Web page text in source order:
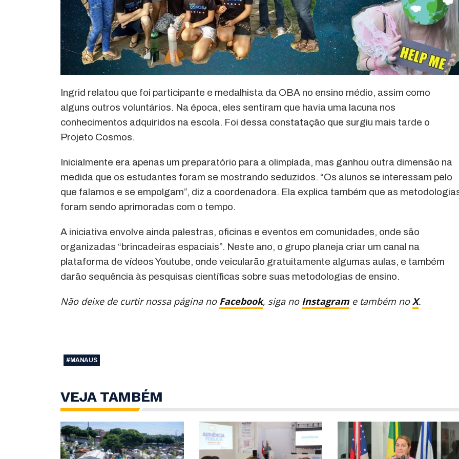
Ingrid relatou que foi participante e medalhista da OBA no ensino médio, assim como
alguns outros voluntários. Na época, eles sentiram que havia uma lacuna nos
conhecimentos adquiridos na escola. Foi dessa constatação que surgiu mais tarde o
Projeto Cosmos.
Inicialmente era apenas um preparatório para a olimpíada, mas ganhou outra dimensão na
medida que os estudantes foram se mostrando seduzidos. “Os alunos se interessam pelo
que falamos e se empolgam”, diz a coordenadora. Ela explica também que as
foram sendo aprimoradas com o tempo.
A iniciativa envolve ainda palestras, oficinas e eventos em comunidades, onde são
organizadas “brincadeiras espaciais”. Neste ano, o grupo planeja criar um canal na
plataforma de vídeos Youtube, onde veicularão gratuitamente algumas aulas, e também
darão sequência às pesquisas científicas sobre suas metodologias de ensino.
Não deixe de curtir nossa página no Facebook, siga no Instagram e também noX.
#MANAUS
VEJA TAMBÉM